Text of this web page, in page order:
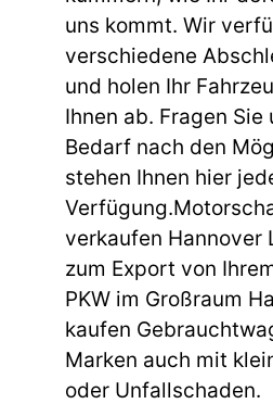
uns kommt. Wir
verschiedene
und holen Ihr
Ihnen ab. Fragen
Bedarf nach den
stehen Ihnen hier
verkaufen Hannover
zum Export von
PKW im Großraum
kaufen
Marken auch mit
oder Unfallschaden.